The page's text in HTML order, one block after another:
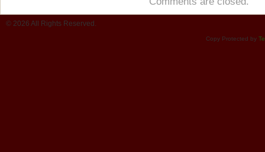
© 2026 All Rights Reserved.
Copy Protected by